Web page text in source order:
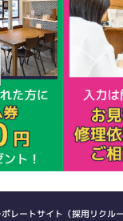
レートサイト（採用リクルー